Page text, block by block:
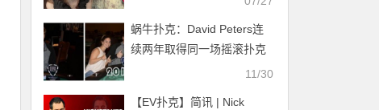
蜗牛扑克：David Peters连
续两年取得同一场摇滚扑克
11/30
【EV扑克】简讯 | Nick